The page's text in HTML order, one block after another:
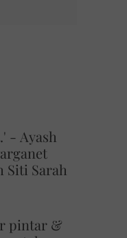
- Ayash
Siti Sarah
pintar &